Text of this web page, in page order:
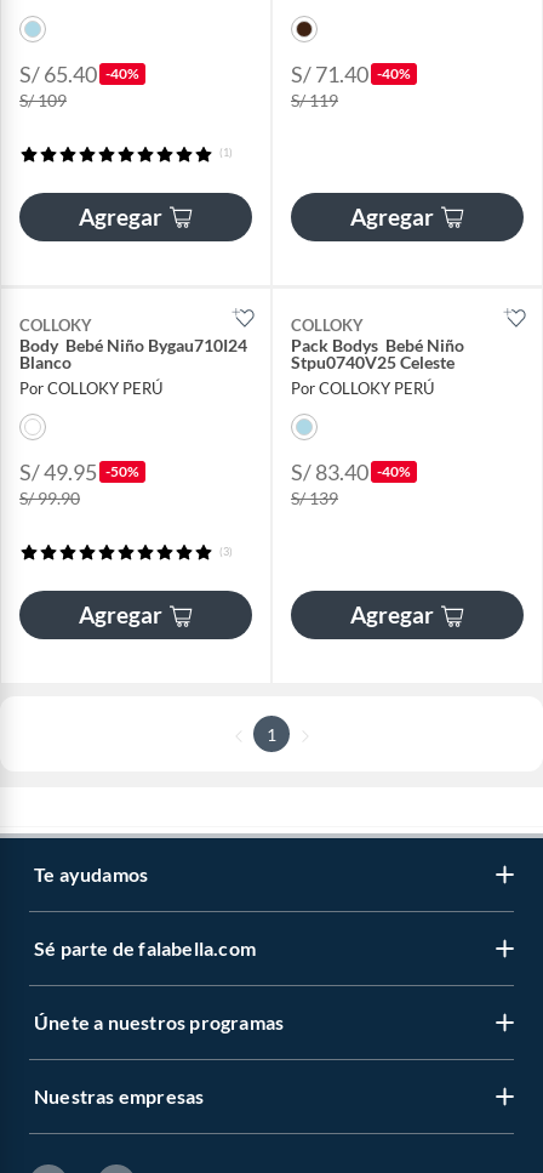
S/ 65.40 -40%
S/ 109
(1)
Agregar
S/ 71.40 -40%
S/ 119
Agregar
COLLOKY
Body Bebé Niño Bygau710I24
Blanco
Por COLLOKY PERÚ
S/ 49.95 -50%
S/ 99.90
(3)
Agregar
COLLOKY
Pack Bodys Bebé Niño
Stpu0740V25 Celeste
Por COLLOKY PERÚ
S/ 83.40 -40%
S/ 139
Agregar
1
Te ayudamos
Sé parte de falabella.com
Únete a nuestros programas
Nuestras empresas